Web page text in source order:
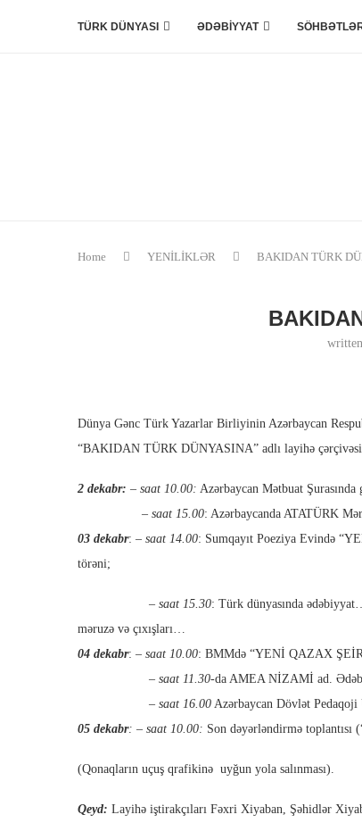
TÜRK DÜNYASI ƏDƏBİYYAT
Home YENİLİKLƏR BAKIDAN TÜRK
Dünya Gənc Türk Yazarlar Birliyinin Azərbaycan
“BAKIDAN TÜRK DÜNYASINA” adlı layihə
2 dekabr: – saat 10.00: Azərbaycan Mətbuat Şurasında
– saat 15.00: Azərbaycanda ATATÜRK
03 dekabr: – saat 14.00: Sumqayıt Poeziya Evində
törəni;
– saat 15.30: Türk dünyasında
məruzə və çıxışları…
04 dekabr: – saat 10.00: BMMdə “YENİ QAZAX
– saat 11.30-da AMEA NİZAMİ ad.
– saat 16.00 Azərbaycan Dövlət
05 dekabr: – saat 10.00: Son dəyərləndirmə
(Qonaqların uçuş qrafikinə uyğun yola salınması).
Qeyd: Layihə iştirakçıları Fəxri Xiyaban, Şəhidlər